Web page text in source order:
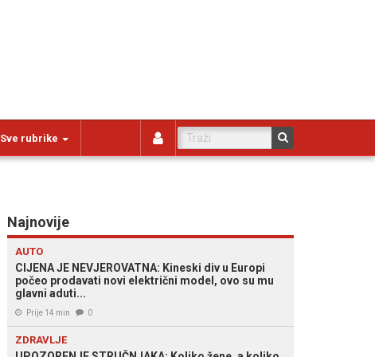
Sve rubrike
Najnovije
AUTO
CIJENA JE NEVJEROVATNA: Kineski div u Europi
počeo prodavati novi električni model, ovo su mu
glavni aduti...
Prije 14 min 0
ZDRAVLJE